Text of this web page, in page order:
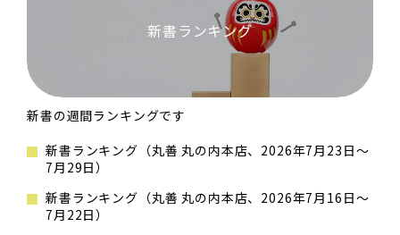
新書ランキング
新書の週間ランキングです
新書ランキング（丸善 丸の内本店、2026年7月23日～
7月29日）
新書ランキング（丸善 丸の内本店、2026年7月16日～
7月22日）